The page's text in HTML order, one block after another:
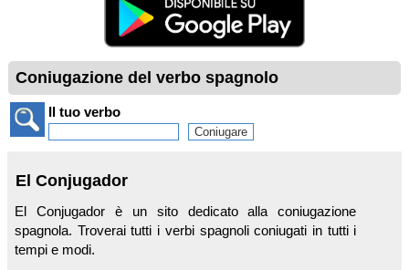
Coniugazione del verbo spagnolo
Il tuo verbo
El Conjugador
El Conjugador è un sito dedicato alla coniugazione
spagnola. Troverai tutti i verbi spagnoli coniugati in tutti i
tempi e modi.